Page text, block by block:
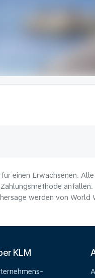
einen Erwachsenen.
werden von
KLM